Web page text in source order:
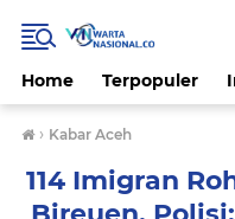
Home Terpopuler
› Kabar Aceh
114 Imigran